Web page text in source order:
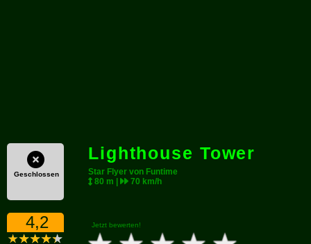
Geschlossen
Lighthouse Tower
Star Flyer von Funtime
80 m |
70 km/h
4,2 Jetzt bewerten!